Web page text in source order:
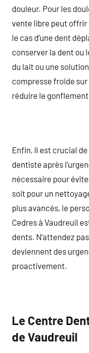
douleur. Pour les
vente libre peut offrir
le cas d’une dent
conserver la dent ou
du lait ou une
compresse froide
réduire le
Enfin, il est crucial
dentiste après
nécessaire pour
soit pour un
plus avancés, le
Cedres à Vaudreuil
dents. N’attendez
deviennent des
proactivement.
Le Centre
de Vaudreuil